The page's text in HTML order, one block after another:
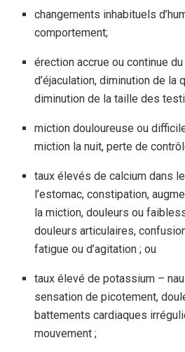
changements inhabituels
comportement;
érection accrue ou continue
d’éjaculation, diminution de la
diminution de la taille des
miction douloureuse ou
miction la nuit, perte de
taux élevés de calcium dans
l’estomac, constipation,
la miction, douleurs ou
douleurs articulaires,
fatigue ou d’agitation ; ou
taux élevé de potassium –
sensation de picotement,
battements cardiaques
mouvement ;